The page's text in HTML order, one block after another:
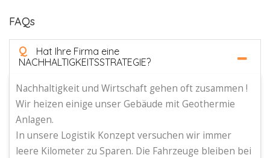
FAQs
Q
Hat Ihre Firma eine
NACHHALTIGKEITSSTRATEGIE?
Nachhaltigkeit und Wirtschaft gehen oft zusammen !
Wir heizen einige unser Gebäude mit Geothermie
Anlagen.
In unsere Logistik Konzept versuchen wir immer
leere Kilometer zu Sparen. Die Fahrzeuge bleiben bei